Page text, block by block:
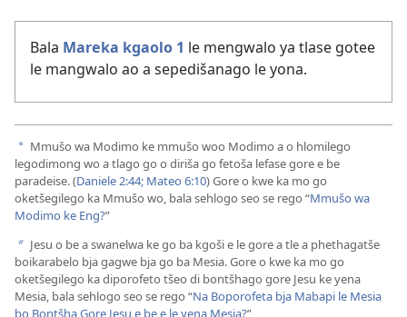
Bala Mareka kgaolo 1 le mengwalo ya tlase gotee
le mangwalo ao a sepedišanago le yona.
a Mmušo wa Modimo ke mmušo woo Modimo a o hlomilego
legodimong wo a tlago go o diriša go fetoša lefase gore e be
paradeise. (Daniele 2:44; Mateo 6:10) Gore o kwe ka mo go
oketšegilego ka Mmušo wo, bala sehlogo seo se rego “Mmušo wa
Modimo ke Eng?”
b Jesu o be a swanelwa ke go ba kgoši e le gore a tle a phethagatše
boikarabelo bja gagwe bja go ba Mesia. Gore o kwe ka mo go
oketšegilego ka diporofeto tšeo di bontšhago gore Jesu ke yena
Mesia, bala sehlogo seo se rego “Na Boporofeta bja Mabapi le Mesia
bo Bontšha Gore Jesu e be e le yena Mesia?”